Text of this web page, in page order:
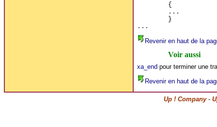
{
...
}
...
Revenir en haut de la
Voir aussi
xa_endpour terminer une
Revenir en haut de la
Up ! Company-